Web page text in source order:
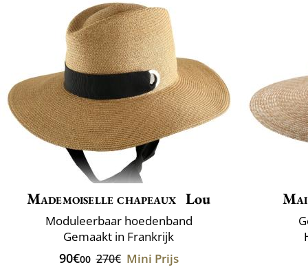
Mademoiselle chapeaux Lou
Moduleerbaar hoedenband
Gemaakt in Frankrijk
90€00 270€ Mini Prijs